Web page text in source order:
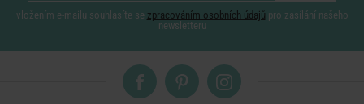
vložením e-mailu souhlasíte se zpracováním osobních údajů pro zasílání našeho
newsletteru